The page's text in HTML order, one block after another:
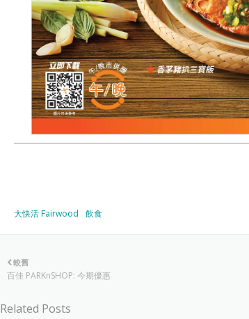
大快活 Fairwood 飲食
較舊
百佳 PARKnSHOP: 今期優惠
Related Posts